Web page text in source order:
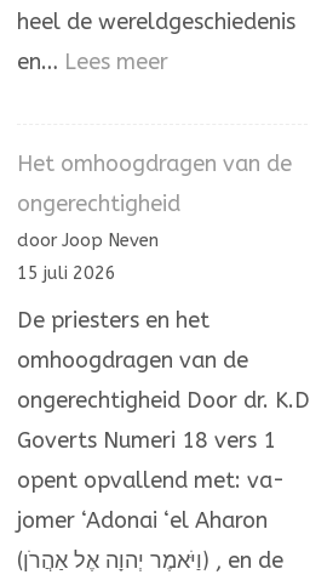
heel de wereldgeschiedenis
en… Lees meer:
hand
Het omhoogdragen van de
ongerechtigheid
door Joop Neven
15 juli 2026
De priesters en het
omhoogdragen van de
ongerechtigheid Door dr. K.D
Goverts Numeri 18 vers 1
opent opvallend met: va-
jomer ‘Adonai ‘el Aharon
(וַיֹּאמֶר יְהוָה אֶל אַהֲרֹן) , en de